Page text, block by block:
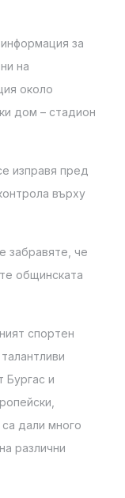
за
на
около
дом – стадион
изправя пред
върху
забравяте, че
общинската
спортен
и
дали много
различни